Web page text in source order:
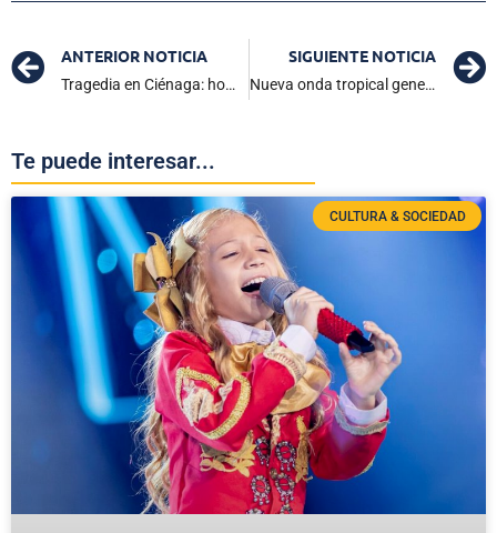
ANTERIOR NOTICIA
Tragedia en Ciénaga: hombre bajo drogas ataca a su familia; autoridades investigan
SIGUIENTE NOTICIA
Nueva onda tropical generará tormentas eléctricas en 24 departamentos de Colombia
Te puede interesar...
CULTURA & SOCIEDAD